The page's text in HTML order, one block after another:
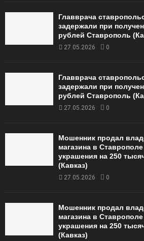
Главврача
задержали при
рублей Ставрополь
27.05.2026 0
Главврача
задержали при
рублей Ставрополь
27.05.2026 0
Мошенник продал
магазина в
украшения на 250
(Кавказ)
27.05.2026 0
Мошенник продал
магазина в
украшения на 250
(Кавказ)